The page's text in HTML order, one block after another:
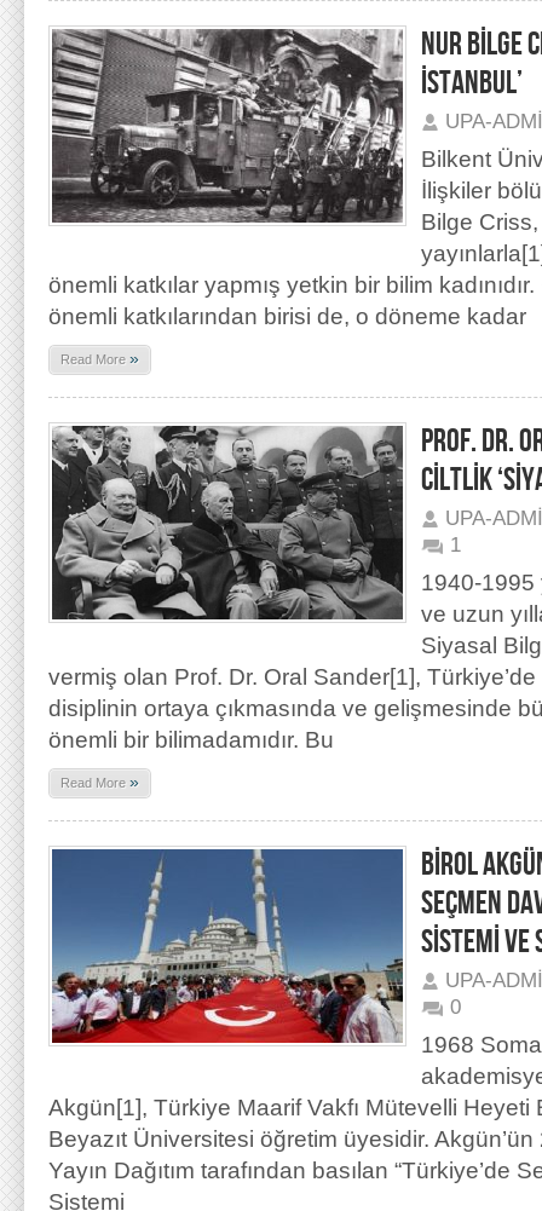
NUR BİLGE
İSTANBUL’
UPA-
Bilkent
İlişkiler
Bilge
önemli katkılar yapmış yetkin bir bilim
önemli katkılarından birisi de, o döneme kadar
Read More »
PROF. DR.
CİLTLİK
UPA-
1
1940-1995
ve uzun
Siyasal
vermiş olan Prof. Dr. Oral Sander[1],
disiplinin ortaya çıkmasında ve gelişmesinde
önemli bir bilimadamıdır. Bu
Read More »
BİROL
SEÇMEN
SİSTEMİ VE
UPA-
0
1968
Akgün[1], Türkiye Maarif Vakfı Mütevelli Heyeti
Beyazıt Üniversitesi öğretim üyesidir. Akgün’ün
Yayın Dağıtım tarafından basılan “Türkiye’de
Sistemi